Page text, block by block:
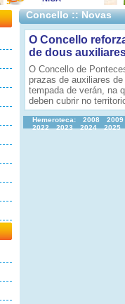
Concello :: Novas
O Concello
de dous
O Concello de
prazas de auxiliares
tempada de verán, na
deben cubrir no
Hemeroteca: 2008 2009
2022
2023 2024 2025